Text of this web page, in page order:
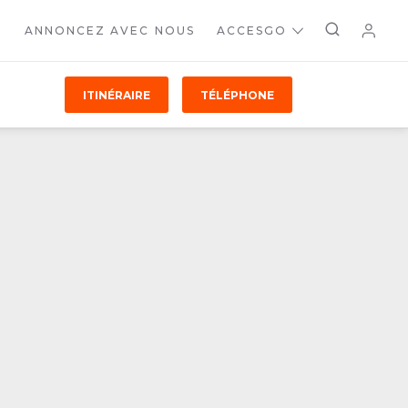
ANNONCEZ AVEC NOUS ACCESGO
ITINÉRAIRE TÉLÉPHONE